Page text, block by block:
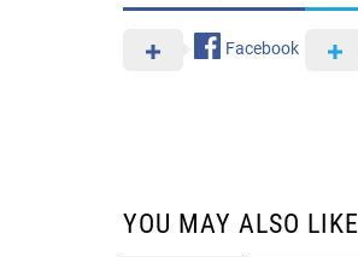
Facebook
YOU MAY ALSO LIKE